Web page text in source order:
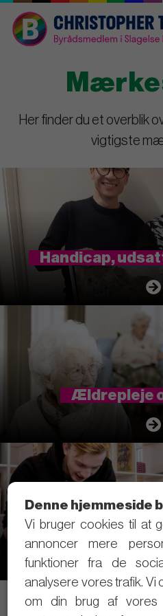
Her finder du et overblik
vigtigste
Handicap,
Ældrepleje
Sund økonomi og
Telefon: 21 40 80 28 (Skriv
Denne hjemmeside
Vi bruger cookies til at
annoncer mere
funktioner fra de
analysere vores trafik. Vi
om din brug af vores